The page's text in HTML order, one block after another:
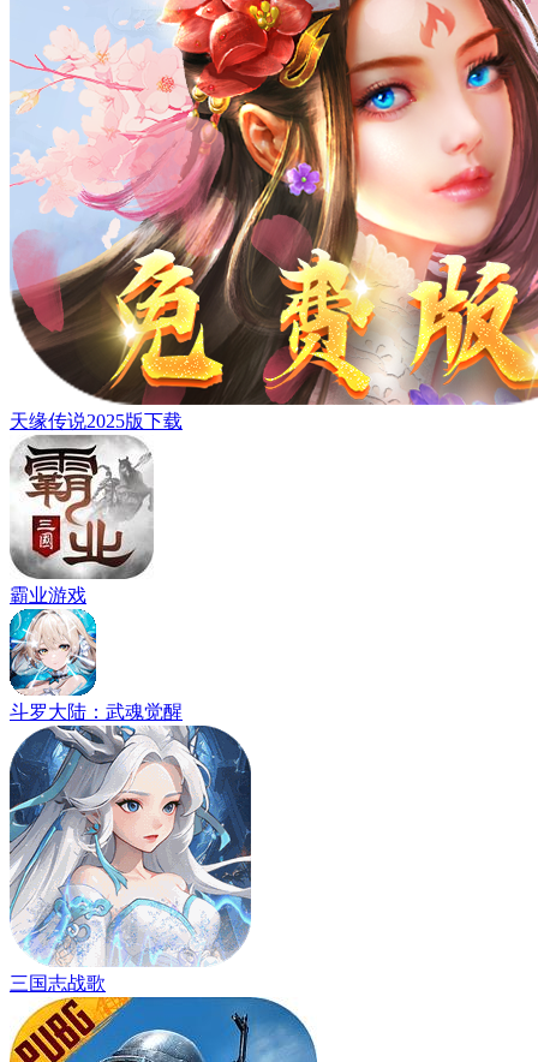
天缘传说2025版下载
霸业游戏
斗罗大陆：武魂觉醒
三国志战歌